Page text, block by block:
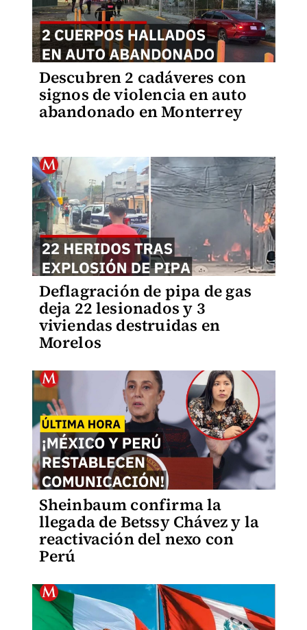
Descubren 2 cadáveres con
signos de violencia en auto
abandonado en Monterrey
Deflagración de pipa de gas
deja 22 lesionados y 3
viviendas destruidas en
Morelos
Sheinbaum confirma la
llegada de Betssy Chávez y la
reactivación del nexo con
Perú